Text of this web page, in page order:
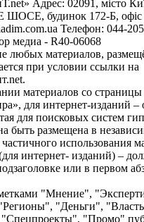
Адрес: 02091, місто
будинок 172-Б, офіс
Телефон: 044-
медиа - R40-06068
любых материалов,
при условии ссылки на
материалов со
для интернет-изданий –
для поисковых систем
быть размещена в
использования
интернет- изданий) –
или в первом
"Мнение",
"Деньги",
"Спецпроекты", "Промо"